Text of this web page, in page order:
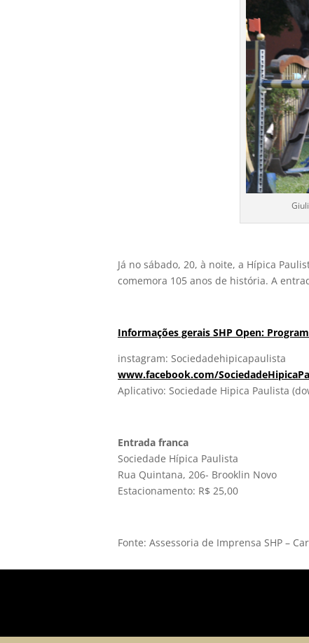
Já no sábado, 20, à noite, a Hípica
comemora 105 anos de história. A
Informações gerais SHP Open:
instagram: Sociedadehipicapaulista
www.facebook.com/
Aplicativo: Sociedade Hipica Paulista
Entrada franca
Sociedade Hípica Paulista
Rua Quintana, 206- Brooklin Novo
Estacionamento: R$ 25,00
Fonte: Assessoria de Imprensa SHP –